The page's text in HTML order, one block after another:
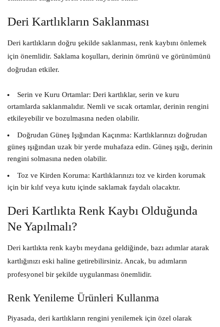
Deri Kartlıkların Saklanması
Deri kartlıkların doğru şekilde saklanması, renk kaybını önlemek
için önemlidir. Saklama koşulları, derinin ömrünü ve görünümünü
doğrudan etkiler.
Serin ve Kuru Ortamlar: Deri kartlıklar, serin ve kuru
ortamlarda saklanmalıdır. Nemli ve sıcak ortamlar, derinin rengini
etkileyebilir ve bozulmasına neden olabilir.
Doğrudan Güneş Işığından Kaçınma: Kartlıklarınızı doğrudan
güneş ışığından uzak bir yerde muhafaza edin. Güneş ışığı, derinin
rengini solmasına neden olabilir.
Toz ve Kirden Koruma: Kartlıklarınızı toz ve kirden korumak
için bir kılıf veya kutu içinde saklamak faydalı olacaktır.
Deri Kartlıkta Renk Kaybı Olduğunda
Ne Yapılmalı?
Deri kartlıkta renk kaybı meydana geldiğinde, bazı adımlar atarak
kartlığınızı eski haline getirebilirsiniz. Ancak, bu adımların
profesyonel bir şekilde uygulanması önemlidir.
Renk Yenileme Ürünleri Kullanma
Piyasada, deri kartlıkların rengini yenilemek için özel olarak